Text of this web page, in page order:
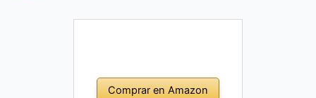
Comprar en Amazon